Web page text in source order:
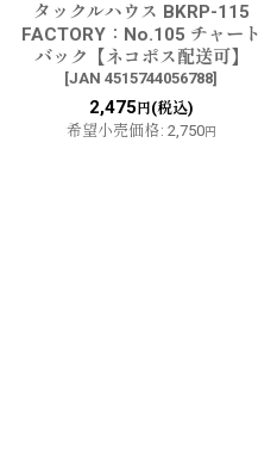
タックルハウス BKRP-115
FACTORY：No.105 チャート
バック【ネコポス配送可】
[JAN 4515744056788]
2,475 円(税込)
希望小売価格: 2,750円